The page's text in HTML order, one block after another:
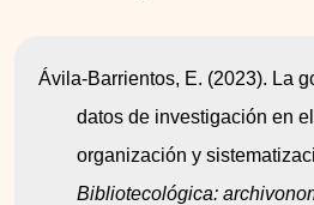
Ávila-Barrientos, E. (2023). La
datos de investigación en
organización y
Bibliotecológica: